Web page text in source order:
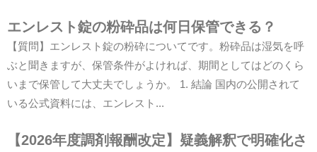
エンレスト錠の粉砕品は何日保管できる？
【質問】エンレスト錠の粉砕についてです。粉砕品は湿気を呼
ぶと聞きますが、保管条件がよければ、期間としてはどのくら
いまで保管して大丈夫でしょうか。 1. 結論 国内の公開されて
いる公式資料には、エンレスト...
【2026年度調剤報酬改定】疑義解釈で明確化さ